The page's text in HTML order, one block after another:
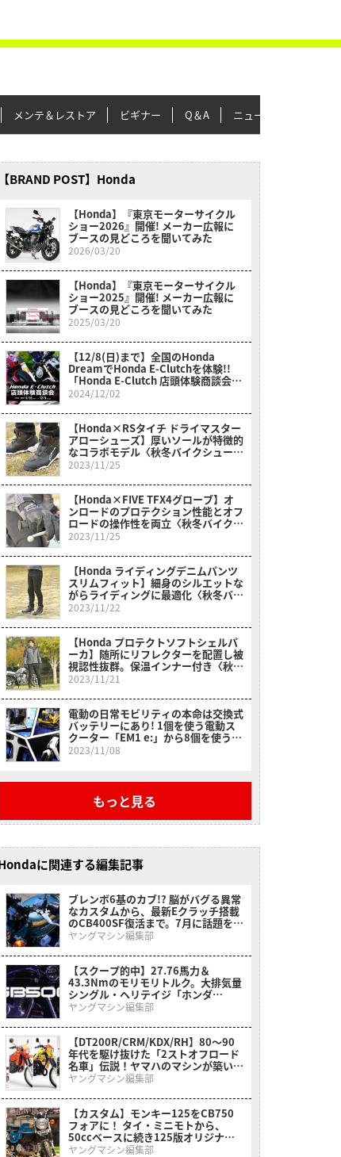
メンテ＆レストア ビギナー Q＆A ニュース＆トピックス
【BRAND POST】Honda
【Honda】『東京モーターサイクル
ショー2026』開催! メーカー広報に
ブースの見どころを聞いてみた
2026/03/20
【Honda】『東京モーターサイクル
ショー2025』開催! メーカー広報に
ブースの見どころを聞いてみた
2025/03/20
【12/8(日)まで】全国のHonda
DreamでHonda E-Clutchを体験!!
「Honda E-Clutch 店頭体験商談会」
開催中!!
2024/12/02
【Honda×RSタイチ ドライマスター
アローシューズ】厚いソールが特徴的
なコラボモデル〈秋冬バイクシュー
ズ〉
2023/11/25
【Honda×FIVE TFX4グローブ】オ
ンロードのプロテクション性能とオフ
ロードの操作性を両立〈秋冬バイクグ
ローブ〉
2023/11/25
【Honda ライディングデニムパンツ
スリムフィット】細身のシルエットな
がらライディングに最適化〈秋冬バイ
クパンツ〉
2023/11/22
【Honda プロテクトソフトシェルパ
ーカ】随所にリフレクターを配置し被
視認性抜群。保温インナー付き〈秋冬
バイクジャケット〉
2023/11/21
電動の日常モビリティの本命は交換式
バッテリーにあり! 1個を使う電動ス
クーター「EM1 e:」から8個を使う軽
バンまで【JMS2023で拝見】
2023/11/08
もっと見る
に関連する編集記事
ブレンボ6基のカブ!? 脳がバグる異常
なカスタムから、最新Eクラッチ搭載
のCB400SF復活まで。7月に話題を呼
んだホンダ関連ニュースまとめ
ヤングマシン編集部
【スクープ的中】27.76馬力＆
43.3Nmのモリモリトルク。大排気量
シングル・ヘリテイジ「ホンダ
GB500(CB500)」がインドでついに
ヤングマシン編集部
【DT200R/CRM/KDX/RH】80〜90
年代を駆け抜けた「2ストオフロード
名車」伝説！ヤマハのマシンが築いた
黄金時代とライバルたちの追撃
ヤングマシン編集部
【カスタム】モンキー125をCB750
フォアに！ タイ・ミニモトから、
50ccベースに続き125版オリジナル
カスタムキットも登場【メディア初公
ヤングマシン編集部